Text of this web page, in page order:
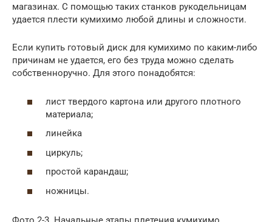
магазинах. С помощью таких станков рукодельницам
удается плести кумихимо любой длины и сложности.
Если купить готовый диск для кумихимо по каким-либо
причинам не удается, его без труда можно сделать
собственноручно. Для этого понадобятся:
лист твердого картона или другого плотного
материала;
линейка
циркуль;
простой карандаш;
ножницы.